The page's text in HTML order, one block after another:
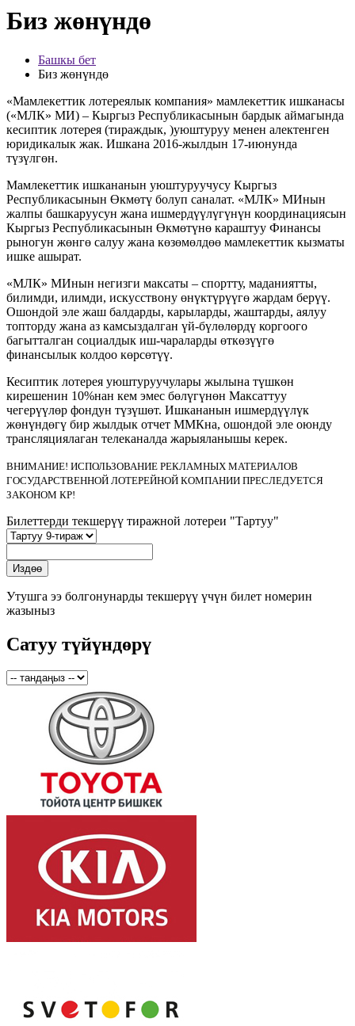
Биз жөнүндө
Башкы бет
Биз жөнүндө
«Мамлекеттик лотереялык компания» мамлекеттик ишканасы
(«МЛК» МИ) – Кыргыз Республикасынын бардык аймагында
кесиптик лотерея (тираждык, )уюштуруу менен алектенген
юридикалык жак. Ишкана 2016-жылдын 17-июнунда
түзүлгөн.
Мамлекеттик ишкананын уюштуруучусу Кыргыз
Республикасынын Өкмөтү болуп саналат. «МЛК» МИнын
жалпы башкаруусун жана ишмердүүлүгүнүн координациясын
Кыргыз Республикасынын Өкмөтүнө караштуу Финансы
рыногун жөнгө салуу жана көзөмөлдөө мамлекеттик кызматы
ишке ашырат.
«МЛК» МИнын негизги максаты – спортту, маданиятты,
билимди, илимди, искусствону өнүктүрүүгө жардам берүү.
Ошондой эле жаш балдарды, карыларды, жаштарды, аялуу
топторду жана аз камсыздалган үй-бүлөлөрдү коргоого
багытталган социалдык иш-чараларды өткөзүүгө
финансылык колдоо көрсөтүү.
Кесиптик лотерея уюштуруучулары жылына түшкөн
кирешенин 10%нан кем эмес бөлүгүнөн Максаттуу
чегерүүлөр фондун түзүшөт. Ишкананын ишмердүүлүк
жөнүндөгү бир жылдык отчет ММКна, ошондой эле оюнду
трансляциялаган телеканалда жарыяланышы керек.
ВНИМАНИЕ! ИСПОЛЬЗОВАНИЕ РЕКЛАМНЫХ МАТЕРИАЛОВ
ГОСУДАРСТВЕННОЙ ЛОТЕРЕЙНОЙ КОМПАНИИ ПРЕСЛЕДУЕТСЯ
ЗАКОНОМ КР!
Билеттерди текшерүү тиражной лотереи "Тартуу"
Утушга ээ болгонунарды текшерүү үчүн билет номерин
жазыныз
Сатуу түйүндөрү